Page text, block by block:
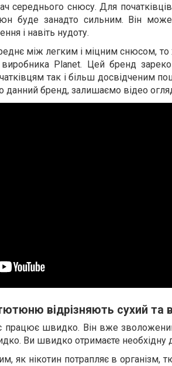
середнього снюсу. Для
буде занадто сильним. Він може
і навіть нудоту.
між легким і міцним снюсом,
Planet. Цей бренд
так і більш досвідченим
данний бренд, залишаємо відео
відрізняють сухий та
працює швидко. Він вже
Ви швидко отримаєте необхідну
як нікотин потрапляє в організм,